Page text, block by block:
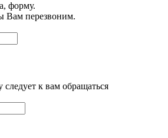
форму.
Вам перезвоним.
к вам обращаться